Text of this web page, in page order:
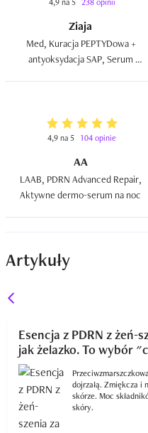
Ziaja
Med, Kuracja PEPTYDowa +
antyoksydacja SAP, Serum
4,9 na 5 104 opinie
AA
LAAB, PDRN Advanced Repair,
Artykuły
Esencja z PDRN z żeń-
jak żelazko. To wybór
dojrzałą. Zmiękcza i
skórze. Moc
skóry.